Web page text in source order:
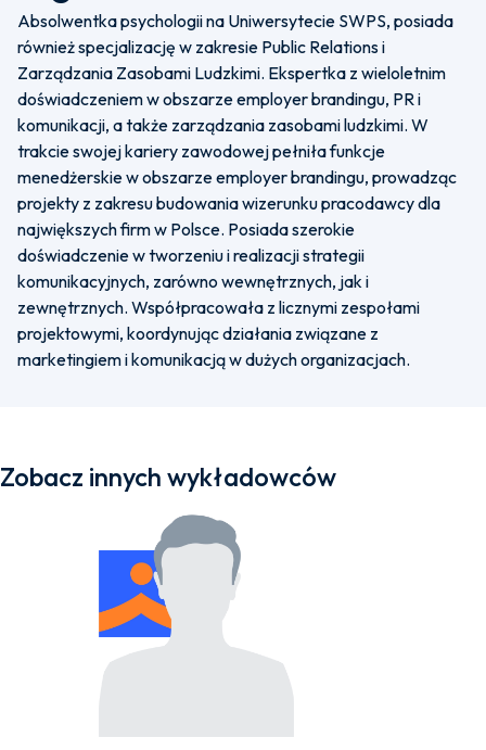
Absolwentka psychologii na Uniwersytecie SWPS, posiada
również specjalizację w zakresie Public Relations i
Zarządzania Zasobami Ludzkimi. Ekspertka z wieloletnim
doświadczeniem w obszarze employer brandingu, PR i
komunikacji, a także zarządzania zasobami ludzkimi. W
trakcie swojej kariery zawodowej pełniła funkcje
menedżerskie w obszarze employer brandingu, prowadząc
projekty z zakresu budowania wizerunku pracodawcy dla
największych firm w Polsce. Posiada szerokie
doświadczenie w tworzeniu i realizacji strategii
komunikacyjnych, zarówno wewnętrznych, jak i
zewnętrznych. Współpracowała z licznymi zespołami
projektowymi, koordynując działania związane z
marketingiem i komunikacją w dużych organizacjach.
Zobacz innych wykładowców